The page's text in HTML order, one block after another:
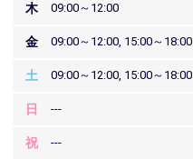
木 09:00～12:00
金 09:00～12:00, 15:00～18:00
土 09:00～12:00, 15:00～18:00
日 ---
祝 ---